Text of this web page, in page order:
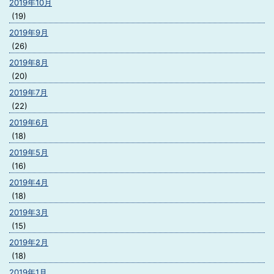
2019年10月
(19)
2019年9月
(26)
2019年8月
(20)
2019年7月
(22)
2019年6月
(18)
2019年5月
(16)
2019年4月
(18)
2019年3月
(15)
2019年2月
(18)